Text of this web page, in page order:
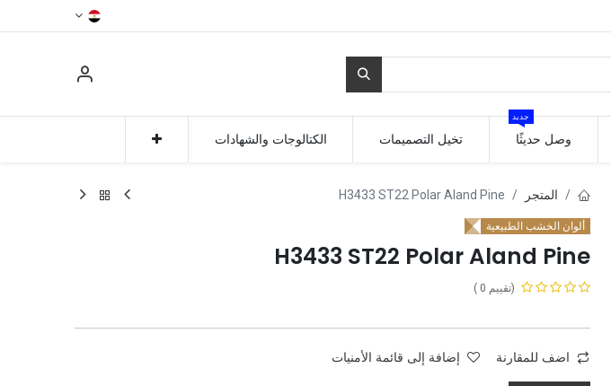
وصل حديثًا
جديد
تخيل التصميمات الكتالوجات والشهادات
المتجر H3433 ST22 Polar Aland Pine
ألوان الخشب الطبيعية
H3433 ST22 Polar Aland Pine
(تقييم 0 )
اضف للمقارنة إضافة إلى قائمة الأمنيات